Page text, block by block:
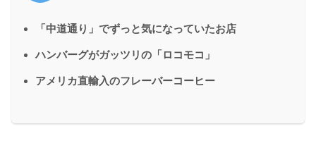
「中道通り」でずっと気になっていたお店
ハンバーグがガッツリの「ロコモコ」
アメリカ直輸入のフレーバーコーヒー